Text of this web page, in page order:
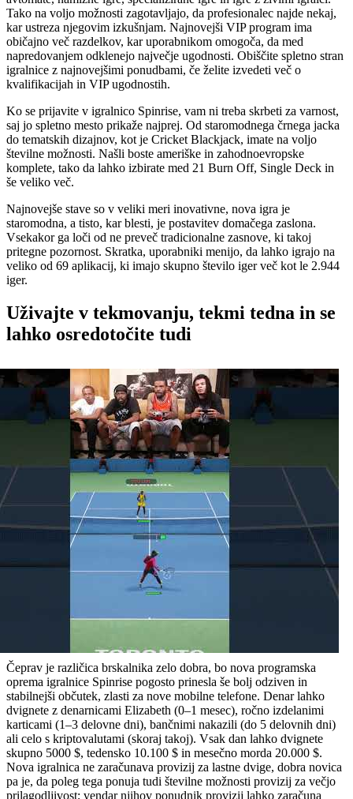
Tako na voljo možnosti zagotavljajo, da profesionalec najde nekaj,
kar ustreza njegovim izkušnjam. Najnovejši VIP program ima
običajno več razdelkov, kar uporabnikom omogoča, da med
napredovanjem odklenejo največje ugodnosti. Obiščite spletno stran
igralnice z najnovejšimi ponudbami, če želite izvedeti več o
kvalifikacijah in VIP ugodnostih.
Ko se prijavite v igralnico Spinrise, vam ni treba skrbeti za varnost,
saj jo spletno mesto prikaže najprej. Od staromodnega črnega jacka
do tematskih dizajnov, kot je Cricket Blackjack, imate na voljo
številne možnosti. Našli boste ameriške in zahodnoevropske
komplete, tako da lahko izbirate med 21 Burn Off, Single Deck in
še veliko več.
Najnovejše stave so v veliki meri inovativne, nova igra je
staromodna, a tisto, kar blesti, je postavitev domačega zaslona.
Vsekakor ga loči od ne preveč tradicionalne zasnove, ki takoj
pritegne pozornost. Skratka, uporabniki menijo, da lahko igrajo na
veliko od 69 aplikacij, ki imajo skupno število iger več kot le 2.944
iger.
Uživajte v tekmovanju, tekmi tedna in se
lahko osredotočite tudi
Čeprav je različica brskalnika zelo dobra, bo nova programska
oprema igralnice Spinrise pogosto prinesla še bolj odziven in
stabilnejši občutek, zlasti za nove mobilne telefone. Denar lahko
dvignete z denarnicami Elizabeth (0–1 mesec), ročno izdelanimi
karticami (1–3 delovne dni), bančnimi nakazili (do 5 delovnih dni)
ali celo s kriptovalutami (skoraj takoj). Vsak dan lahko dvignete
skupno 5000 $, tedensko 10.100 $ in mesečno morda 20.000 $.
Nova igralnica ne zaračunava provizij za lastne dvige, dobra novica
pa je, da poleg tega ponuja tudi številne možnosti provizij za večjo
prilagodljivost; vendar njihov ponudnik provizij lahko zaračuna